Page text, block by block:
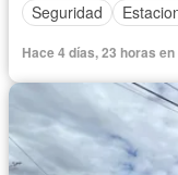
Seguridad
Hace 4 días, 23 horas